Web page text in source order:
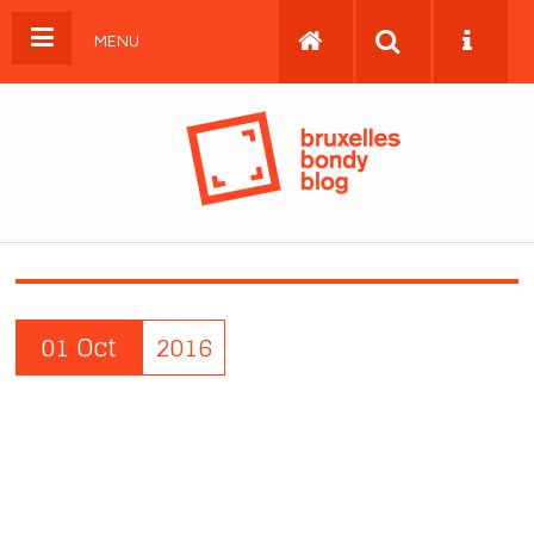
MENU
01 Oct 2016